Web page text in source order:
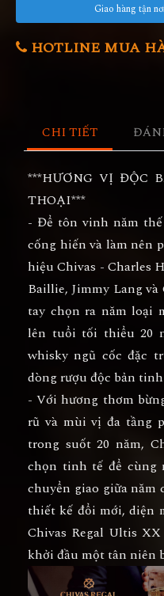
Giao hàng tận
HOTLINE MUA
CHI TIẾT
***HƯƠNG VỊ ĐỘC
THOẠI***
- Để tôn vinh năm
cống hiến và làm nên
hiệu Chivas - Charles
Baillie, Jimmy Lang
tay chọn ra năm loại
lên tuổi tối thiểu 20
whisky ngũ cốc đặc
dòng rượu độc bản
- Với hương thơm
rũ và mùi vị đa tầng
trong suốt 20 năm,
chọn tinh tế để cùng
chuyển giao giữa năm
thiết kế đổi mới, diện
Chivas Regal Ultis
khởi đầu một tân niên